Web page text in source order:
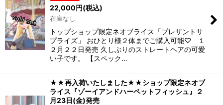
22,000円(税込)
在庫なし
トップショップ限定ネオブライス「プレザントサ
プライズ」 おひとり様２体までご購入可能♡ １
２月２２日発売 久しぶりのストレートヘアの可愛
い子です。 【スペック…
★★再入荷いたしました★★ショップ限定ネオブ
ライス『ゾーイアンドハーペットフィッシュ』２
月23日(金)発売